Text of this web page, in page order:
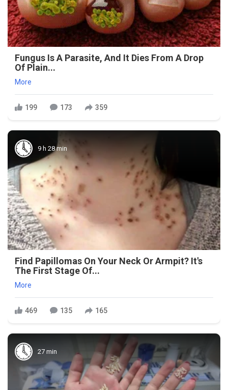
Fungus Is A Parasite, And It Dies From A Drop
Of Plain...
More
199 173 359
9 h 28 min
Find Papillomas On Your Neck Or Armpit? It's
The First Stage Of...
More
469 135 165
27 min